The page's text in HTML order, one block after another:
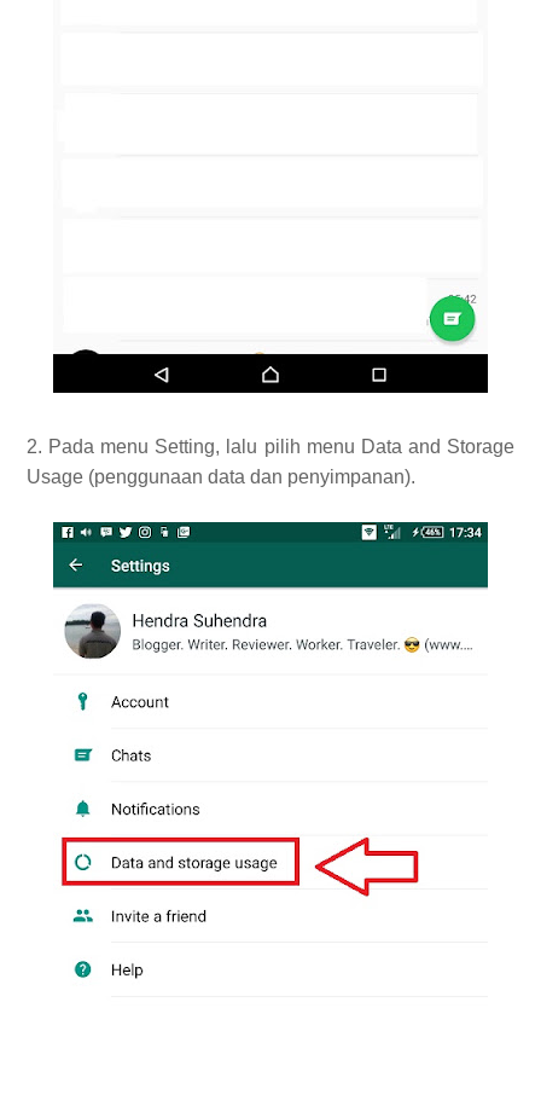
2. Pada menu Setting, lalu pilih menu Data and Storage
Usage (penggunaan data dan penyimpanan).